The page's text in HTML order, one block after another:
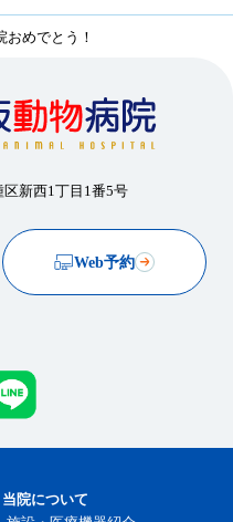
おめでとう！
区新西1丁目1番5号
Web予約
当院について